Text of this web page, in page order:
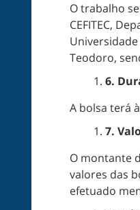
O trabalho
CEFITEC,
Teodoro,
6.
A bolsa terá
7.
O montante
valores das
efetuado